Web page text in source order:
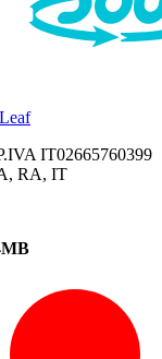
IT02665760399
RA, IT